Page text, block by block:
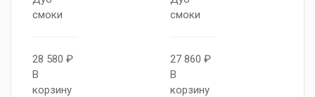
смоки
28 580 ₽
В
корзину
смоки
27 860 ₽
В
корзину